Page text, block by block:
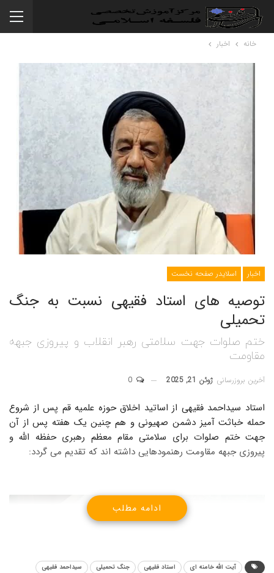
خانه اخبار
اخبار اسلایدر صفحه نخست
توصیه های استاد فقیهی نسبت به جنگ
تحمیلی
ختم صلوات جهت سلامتی رهبر انقلاب و پیروزی جبهه
مقاومت
آخرین بروزرسانی ژوئن 21, 2025
استاد سیداحمد فقیهی از اساتید اخلاق حوزه علمیه قم پس از شروع
حمله خباثت آمیز دشمن صهیونی و هم چنین یک هفته پس از آن
جهت ختم صلوات برای سلامتی مقام معظم رهبری حفظه الله و
پیروزی جبهه مقاومت رهنمودهایی داشته اند که تقدیم می گردد:
ادامه مطلب
آیت الله خامنه ای استاد فقیهی جنگ تحمیلی
سیداحمد فقیهی